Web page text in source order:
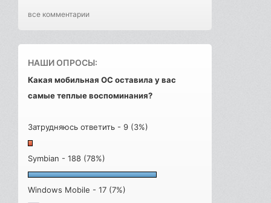
все комментарии
НАШИ ОПРОСЫ:
Какая мобильная ОС оставила у вас
самые теплые воспоминания?
Затрудняюсь ответить - 9 (3%)
Symbian - 188 (78%)
Windows Mobile - 17 (7%)